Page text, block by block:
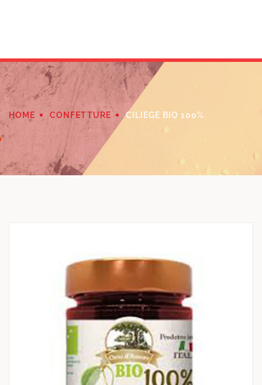
HOME CONFETTURE CILIEGE BIO 100%